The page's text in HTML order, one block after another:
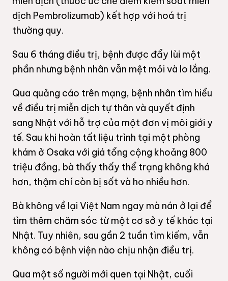
dịch Pembrolizumab) kết hợp với hoá trị
thường quy.
Sau 6 tháng điều trị, bệnh được đẩy lùi một
phần nhưng bệnh nhân vẫn mệt mỏi và lo lắng.
Qua quảng cáo trên mạng, bệnh nhân tìm hiểu
về điều trị miễn dịch tự thân và quyết định
sang Nhật với hỗ trợ của một đơn vị môi giới y
tế. Sau khi hoàn tất liệu trình tại một phòng
khám ở Osaka với giá tổng cộng khoảng 800
triệu đồng, bà thấy thấy thể trạng không khá
hơn, thậm chí còn bị sốt và ho nhiều hơn.
Bà không về lại Việt Nam ngay mà nán ở lại để
tìm thêm chăm sóc từ một cơ sở y tế khác tại
Nhật. Tuy nhiên, sau gần 2 tuần tìm kiếm, vẫn
không có bệnh viện nào chịu nhận điều trị.
Qua một số người mới quen tại Nhật, cuối